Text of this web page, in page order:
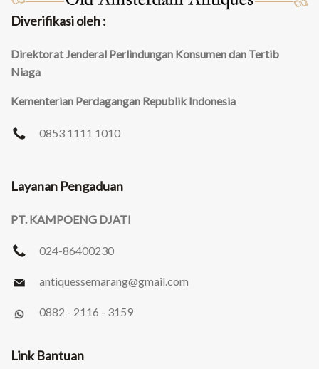
Diverifikasi oleh :
Direktorat Jenderal Perlindungan Konsumen dan Tertib
Niaga
Kementerian Perdagangan Republik Indonesia
0853 1111 1010
Layanan Pengaduan
PT. KAMPOENG DJATI
024-86400230
antiquessemarang@gmail.com
0882 - 2116 - 3159
Link Bantuan